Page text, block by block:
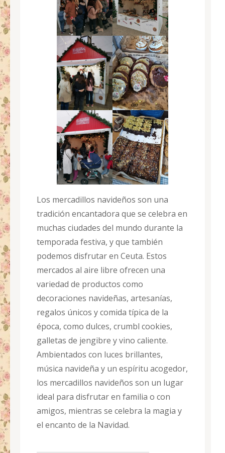
Los mercadillos navideños son una
tradición encantadora que se celebra en
muchas ciudades del mundo durante la
temporada festiva, y que también
podemos disfrutar en Ceuta. Estos
mercados al aire libre ofrecen una
variedad de productos como
decoraciones navideñas, artesanías,
regalos únicos y comida típica de la
época, como dulces, crumbl cookies,
galletas de jengibre y vino caliente.
Ambientados con luces brillantes,
música navideña y un espíritu acogedor,
los mercadillos navideños son un lugar
ideal para disfrutar en familia o con
amigos, mientras se celebra la magia y
el encanto de la Navidad.